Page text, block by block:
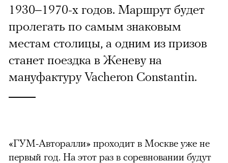
1930–1970-х годов. Маршрут будет
пролегать по самым знаковым
местам столицы, а одним из призов
станет поездка в Женеву на
мануфактуру Vacheron Constantin.
«ГУМ-Авторалли» проходит в Москве уже не
первый год. На этот раз в соревновании будут